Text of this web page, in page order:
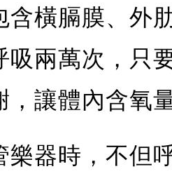
含橫膈膜、外
吸兩萬次，只
，讓體內含氧
樂器時，不但